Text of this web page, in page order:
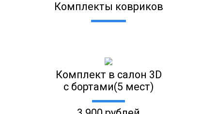
Комплекты ковриков
Комплект в салон 3D
с бортами(5 мест)